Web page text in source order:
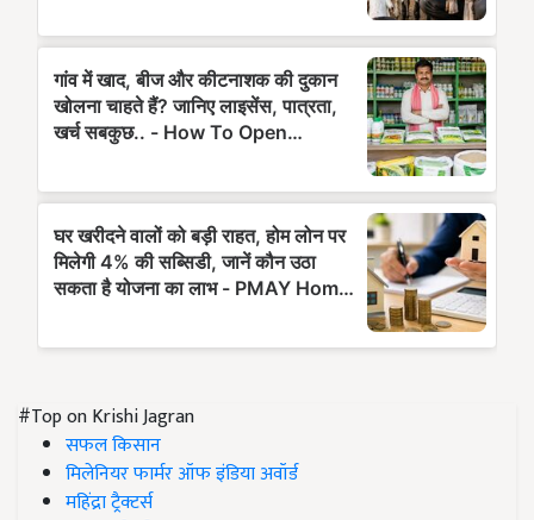
#Top on Krishi Jagran
सफल किसान
मिलेनियर फार्मर ऑफ इंडिया अवॉर्ड
महिंद्रा ट्रैक्टर्स